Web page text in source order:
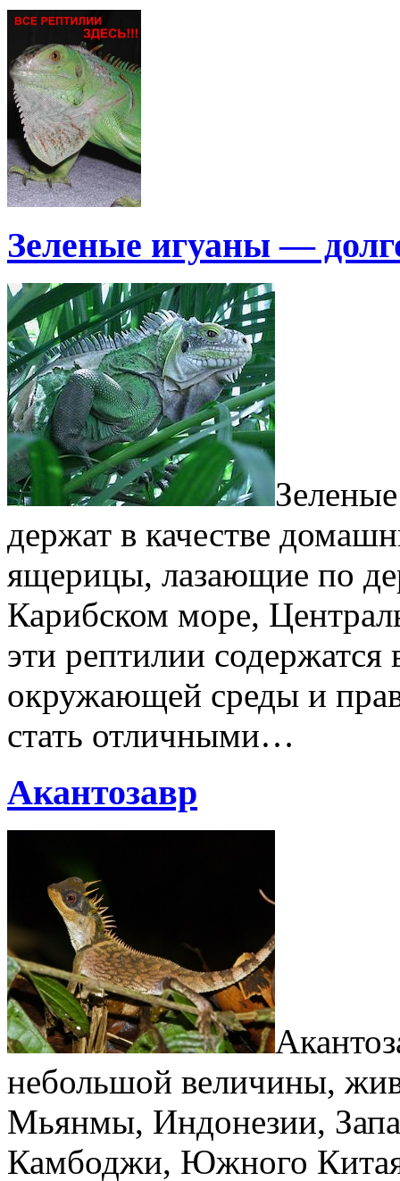
Зеленые игуаны —
держат в качестве
ящерицы, лазающие по
Карибском море,
эти рептилии
окружающей среды и
стать отличными…
Акантозавр
небольшой величины,
Мьянмы, Индонезии,
Камбоджи, Южного